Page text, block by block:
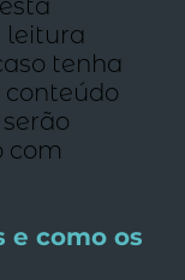
leitura
tenha
conteúdo
com
e como os